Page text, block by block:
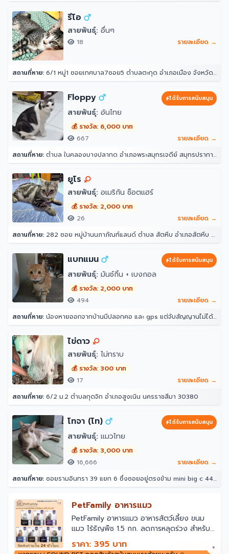
รีโอ
สายพันธุ์: อื่นๆ
18 รายละเอียด →
สถานที่หาย: 6/1 หมู่1 ซอยเทศบาล7ซอย5 ตำบลตะกุด อำเภอเมือง จังหวัดสระบุรี
Floppy ได้รับการสนับสนุน
สายพันธุ์: อ้นไทย
💰 รางวัล: 6,000 บาท
667
รายละเอียด →
สถานที่หาย: ตำบล ในคลองบางปลากด อำเภอพระสมุทรเจดีย์ สมุทรปราการ 10290
ยูโร
สายพันธุ์: อเมริกัน ช็อตแฮร์
💰 รางวัล: 2,000 บาท
26
รายละเอียด →
สถานที่หาย: 282 ซอย หมู่บ้านนภาภัณฑ์แลนด์ ตำบล สัตหีบ อำเภอสัตหีบ ชลบุรี 20180
แบทแมน ได้รับการสนับสนุน
สายพันธุ์: มันช์กิ้น + เบงกอล
💰 รางวัล: 2,000 บาท
494
รายละเอียด →
สถานที่หาย: น้องหายออกจากบ้านมีปลอกคอ และ gps แต่จับสัญญานไม่ได้ จุดที่น้องหายล่าสุดคือ หลังบ้าน204 ราณี 7 แขวงคันนายาว เขตคันนายาว กรุงเทพมหานคร 10230
ไข่ดาว
สายพันธุ์: ไม่ทราบ
💰 รางวัล: 300 บาท
17
รายละเอียด →
สถานที่หาย: 6/2 ม.2 ตำบลกุดจิก อำเภอสูงเนิน นครราชสีมา 30380
โทจา (โท) ได้รับการสนับสนุน
สายพันธุ์: แมวไทย
💰 รางวัล: 3,000 บาท
16,666
รายละเอียด →
สถานที่หาย: ซอยรามอินทรา 39 แยก 6 ซึ่งซอยอยู่ตรงข้าม mini big c 44/10 ซอย รามอินทรา 39 แยก 6 แขวงอนุสาวรีย์ เขตบางเขน กรุงเทพมหานคร 10220 ประเทศไทย
PetFamily อาหารแมว
PetFamily อาหารแมว อาหารสัตว์เลี้ยง ขนม
แมว ไร้ธัญพืช 1.5 กก. ลดการหลุดร่วง สําหรับ
ครอบครัว แมว อาหารเม็ดแมว ผมสวย ลดการ
หลุดร่วงของขน ดวงตา ลูกแมว อาหารเม็ดแมว
ราคา: 395 บาท ×